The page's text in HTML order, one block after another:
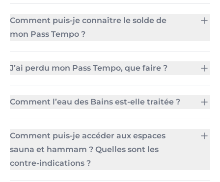
Comment puis-je connaître le solde de
mon Pass Tempo ?
J’ai perdu mon Pass Tempo, que faire ?
Comment l’eau des Bains est-elle traitée ?
Comment puis-je accéder aux espaces
sauna et hammam ? Quelles sont les
contre-indications ?